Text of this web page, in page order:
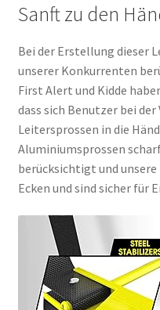
Sanft zu den
Bei der Erstellung dieser
unserer Konkurrenten
First Alert und Kidde
dass sich Benutzer bei
Leitersprossen in die
Aluminiumsprossen
berücksichtigt und
Ecken und sind sicher für